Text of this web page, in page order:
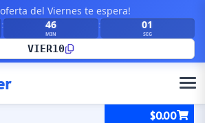
oferta del Viernes te espera!
: 46
MIN
: 01
SEG
VIER10
$0.00